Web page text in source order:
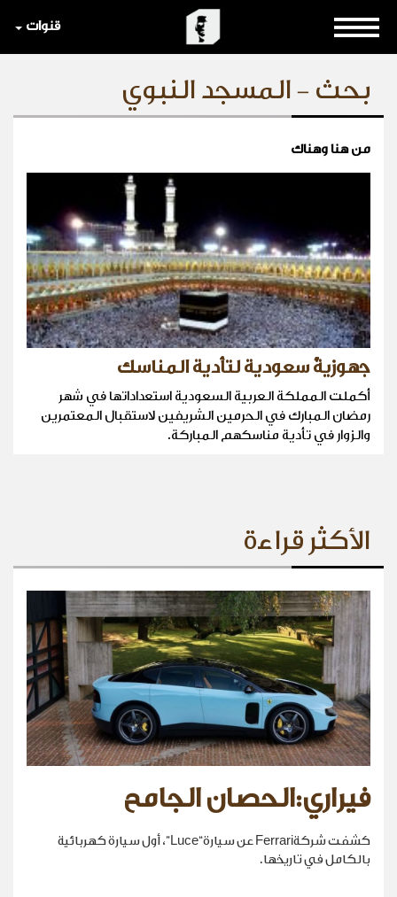
قنوات
بحث - المسجد النبوي
من هنا وهناك
جهوزيةٌ سعودية لتأدية المناسك
أكملت المملكة العربية السعودية استعداداتها في شهر
رمضان المبارك في الحرمين الشريفين لاستقبال المعتمرين
والزوار في تأدية مناسكهم المباركة.
الأكثر قراءة
فيراري:الحصان الجامح
كشفت شركةFerrari عن سيارة“Luce”، أول سيارة كهربائية
بالكامل في تاريخها.